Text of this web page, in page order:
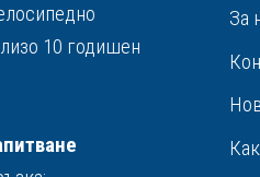
10 годишен
За